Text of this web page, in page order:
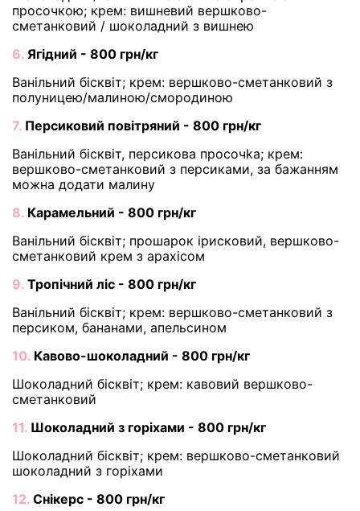
просочкою; крем: вишневий вершково-
сметанковий / шоколадний з вишнею
6. Ягідний - 800 грн/кг
Ванільний бісквіт; крем: вершково-сметанковий з
полуницею/малиною/смородиною
7. Персиковий повітряний - 800 грн/кг
Ванільний бісквіт, персикова просочka; крем:
вершково-сметанковий з персиками, за бажанням
можна додати малину
8. Карамельний - 800 грн/кг
Ванільний бісквіт; прошарок ірисковий, вершково-
сметанковий крем з арахісом
9. Тропічний ліс - 800 грн/кг
Ванільний бісквіт; крем: вершково-сметанковий з
персиком, бананами, апельсином
10. Кавово-шоколадний - 800 грн/кг
Шоколадний бісквіт; крем: кавовий вершково-
сметанковий
11. Шоколадний з горіхами - 800 грн/кг
Шоколадний бісквіт; крем: вершково-сметанковий
шоколадний з горіхами
12. Снікерс - 800 грн/кг